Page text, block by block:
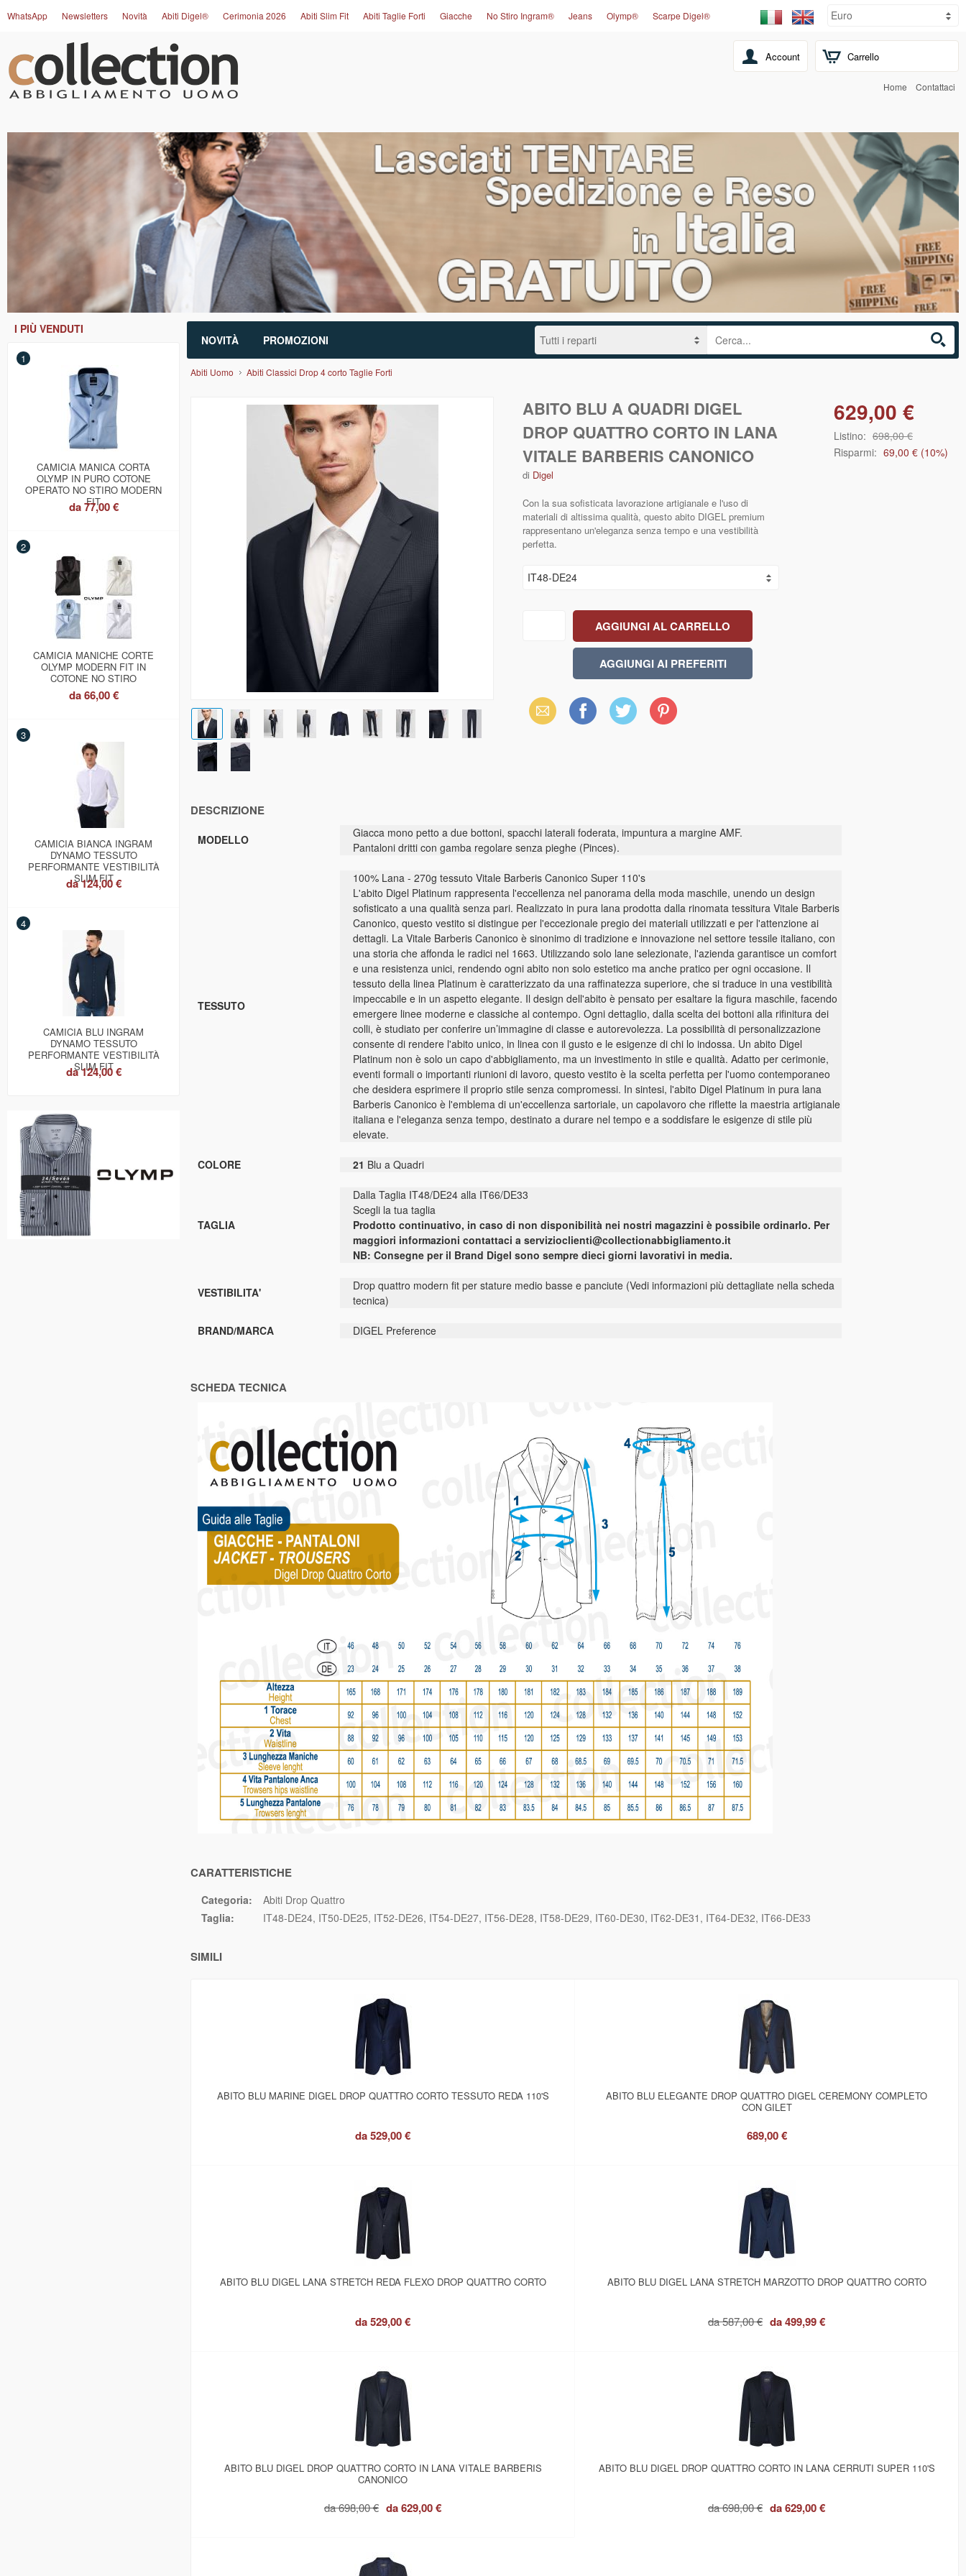
Carrello
WhatsApp Newsletters Novità Abiti Digel® Cerimonia 2026 Abiti Slim Fit Abiti Taglie Forti Giacche No Stiro Ingram® Jeans Olymp® Scarpe Digel®
Account
Home Contattaci
NOVITÀ PROMOZIONI
I PIÙ VENDUTI
1
CAMICIA MANICA CORTA
OLYMP IN PURO COTONE
OPERATO NO STIRO MODERN
FIT
da77,00 €
2
CAMICIA MANICHE CORTE
OLYMP MODERN FIT IN
COTONE NO STIRO
da66,00 €
3
CAMICIA BIANCA INGRAM
DYNAMO TESSUTO
PERFORMANTE VESTIBILITÀ
SLIM FIT
da124,00 €
4
CAMICIA BLU INGRAM
DYNAMO TESSUTO
PERFORMANTE VESTIBILITÀ
SLIM FIT
da124,00 €
Abiti Uomo Abiti Classici Drop 4 corto Taglie Forti
ABITO BLU A QUADRI DIGEL
DROP QUATTRO CORTO IN LANA
VITALE BARBERIS CANONICO
di Digel
Con la sua sofisticata lavorazione artigianale e l'uso di
materiali di altissima qualità, questo abito DIGEL premium
rappresentano un'eleganza senza tempo e una vestibilità
perfetta.
629,00 €
Listino: 698,00 €
Risparmi: 69,00 € (10%)
Email Facebook X Pinterest
DESCRIZIONE
MODELLO
Giacca mono petto a due bottoni, spacchi laterali foderata, impuntura a margine AMF.
Pantaloni dritti con gamba regolare senza pieghe (Pinces).
TESSUTO
100% Lana - 270g tessuto Vitale Barberis Canonico Super 110's
L'abito Digel Platinum rappresenta l'eccellenza nel panorama della moda maschile, unendo un design
sofisticato a una qualità senza pari. Realizzato in pura lana prodotta dalla rinomata tessitura Vitale Barberis
Canonico, questo vestito si distingue per l'eccezionale pregio dei materiali utilizzati e per l'attenzione ai
dettagli. La Vitale Barberis Canonico è sinonimo di tradizione e innovazione nel settore tessile italiano, con
una storia che affonda le radici nel 1663. Utilizzando solo lane selezionate, l'azienda garantisce un comfort
e una resistenza unici, rendendo ogni abito non solo estetico ma anche pratico per ogni occasione. Il
tessuto della linea Platinum è caratterizzato da una raffinatezza superiore, che si traduce in una vestibilità
impeccabile e in un aspetto elegante. Il design dell'abito è pensato per esaltare la figura maschile, facendo
emergere linee moderne e classiche al contempo. Ogni dettaglio, dalla scelta dei bottoni alla rifinitura dei
colli, è studiato per conferire un’immagine di classe e autorevolezza. La possibilità di personalizzazione
consente di rendere l'abito unico, in linea con il gusto e le esigenze di chi lo indossa. Un abito Digel
Platinum non è solo un capo d'abbigliamento, ma un investimento in stile e qualità. Adatto per cerimonie,
eventi formali o importanti riunioni di lavoro, questo vestito è la scelta perfetta per l'uomo contemporaneo
che desidera esprimere il proprio stile senza compromessi. In sintesi, l'abito Digel Platinum in pura lana
Barberis Canonico è l'emblema di un'eccellenza sartoriale, un capolavoro che riflette la maestria artigianale
italiana e l'eleganza senza tempo, destinato a durare nel tempo e a soddisfare le esigenze di stile più
elevate.
COLORE 21 Blu a Quadri
TAGLIA
Dalla Taglia IT48/DE24 alla IT66/DE33
Scegli la tua taglia
Prodotto continuativo, in caso di non disponibilità nei nostri magazzini è possibile ordinarlo. Per
maggiori informazioni contattaci a servizioclienti@collectionabbigliamento.it
NB: Consegne per il Brand Digel sono sempre dieci giorni lavorativi in media.
VESTIBILITA'
Drop quattro modern fit per stature medio basse e panciute (Vedi informazioni più dettagliate nella scheda
tecnica)
BRAND/MARCA DIGEL Preference
SCHEDA TECNICA
CARATTERISTICHE
Categoria:
Abiti Drop Quattro
Taglia:
IT48-DE24 IT50-DE25 IT52-DE26 IT54-DE27 IT56-DE28 IT58-DE29 IT60-DE30 IT62-DE31 IT64-DE32 IT66-DE33
SIMILI
ABITO BLU MARINE DIGEL DROP QUATTRO CORTO TESSUTO REDA 110'S
da529,00 €
ABITO BLU ELEGANTE DROP QUATTRO DIGEL CEREMONY COMPLETO
CON GILET
689,00 €
ABITO BLU DIGEL LANA STRETCH REDA FLEXO DROP QUATTRO CORTO
da529,00 €
ABITO BLU DIGEL LANA STRETCH MARZOTTO DROP QUATTRO CORTO
da587,00 € da499,99 €
ABITO BLU DIGEL DROP QUATTRO CORTO IN LANA VITALE BARBERIS
CANONICO
da698,00 € da629,00 €
ABITO BLU DIGEL DROP QUATTRO CORTO IN LANA CERRUTI SUPER 110'S
da698,00 € da629,00 €